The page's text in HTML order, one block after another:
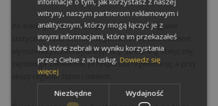
Po treningu warto poświęcić chwilę na rozciąganie
statyczne. Czas ten można potraktować jako moment
wyciszenia po intensywnej pracy. Stretching statyczny
zapobiega zakwasom, przyspiesza regenerację, a przy
okazji reguluje tętno i oddech.
witryny, naszym partnerom reklamowym i
analitycznym, którzy mogą łączyć je z
innymi informacjami, które im przekazałeś
lub które zebrali w wyniku korzystania
przez Ciebie z ich usług. Dowiedz się
więcej
Niezbędne Wydajność